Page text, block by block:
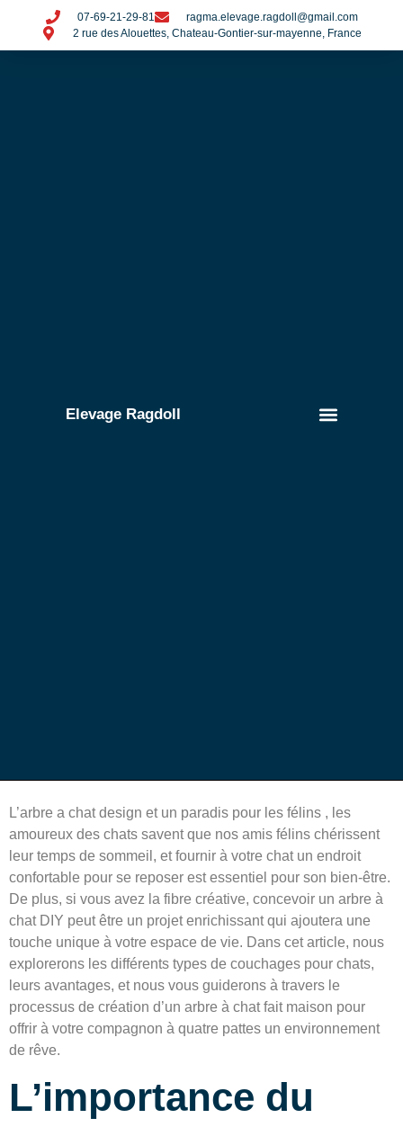
07-69-21-29-81
ragma.elevage.ragdoll@gmail.com
2 rue des Alouettes, Chateau-Gontier-sur-mayenne, France
Elevage Ragdoll
L’arbre a chat design et un paradis pour les félins , les
amoureux des chats savent que nos amis félins chérissent
leur temps de sommeil, et fournir à votre chat un endroit
confortable pour se reposer est essentiel pour son bien-être.
De plus, si vous avez la fibre créative, concevoir un arbre à
chat DIY peut être un projet enrichissant qui ajoutera une
touche unique à votre espace de vie. Dans cet article, nous
explorerons les différents types de couchages pour chats,
leurs avantages, et nous vous guiderons à travers le
processus de création d’un arbre à chat fait maison pour
offrir à votre compagnon à quatre pattes un environnement
de rêve.
L’importance du